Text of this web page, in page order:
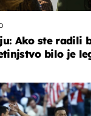
Ako ste radili
bilo je
2026